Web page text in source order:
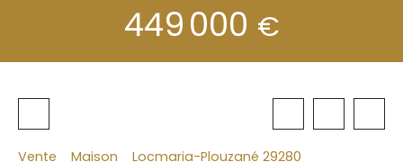
449 000 €
Vente Maison
Locmaria-Plouzané 29280